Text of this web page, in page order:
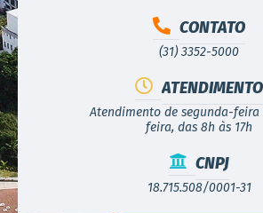
CONTATO
(31) 3352-5000
ATENDIMENTO
Atendimento de segunda-feira
feira, das 8h às 17h
CNPJ
18.715.508/0001-31